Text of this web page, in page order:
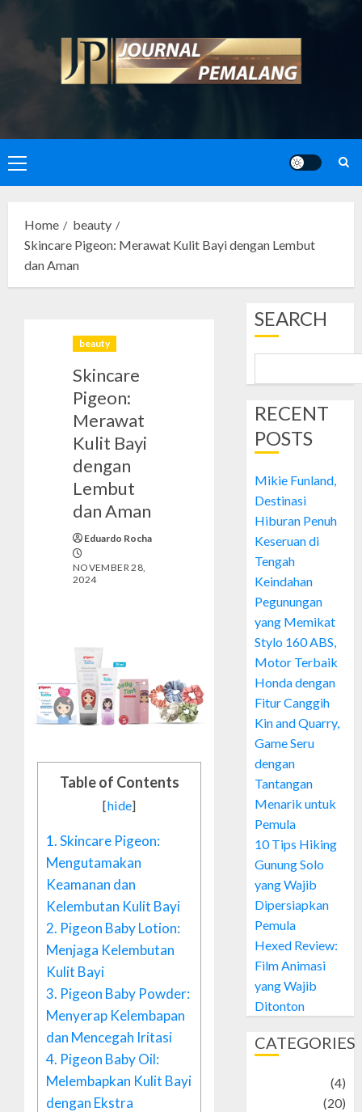
content
Primary
Menu
Home
beauty
Skincare Pigeon: Merawat Kulit Bayi dengan Lembut
dan Aman
beauty
Skincare
Pigeon:
Merawat
Kulit Bayi
dengan
Lembut
dan Aman
Eduardo Rocha
NOVEMBER 28,
2024
Table of Contents
[hide]
1.Skincare Pigeon:
Mengutamakan
Keamanan dan
Kelembutan Kulit Bayi
2. Pigeon Baby Lotion:
Menjaga Kelembutan
Kulit Bayi
3. Pigeon Baby Powder:
Menyerap Kelembapan
dan Mencegah Iritasi
4. Pigeon Baby Oil:
Melembapkan Kulit Bayi
dengan Ekstra
SEARCH
RECENT
POSTS
Mikie Funland,
Destinasi
Hiburan Penuh
Keseruan di
Tengah
Keindahan
Pegunungan
yang Memikat
Stylo 160 ABS,
Motor Terbaik
Honda dengan
Fitur Canggih
Kin and Quarry,
Game Seru
dengan
Tantangan
Menarik untuk
Pemula
10 Tips Hiking
Gunung Solo
yang Wajib
Dipersiapkan
Pemula
Hexed Review:
Film Animasi
yang Wajib
Ditonton
CATEGORIES
(4)
(20)